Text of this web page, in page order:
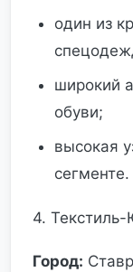
один из
широкий
обуви;
высокая
сегменте.
4.
Город: